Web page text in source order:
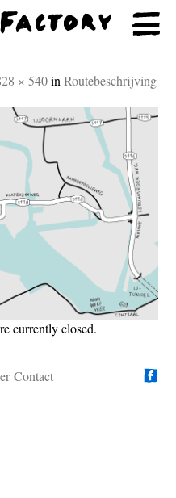
× 540inRoutebeschrijving
currently closed.
Contact
ons op